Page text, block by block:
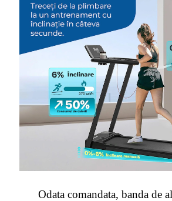
Odata comandata, banda de